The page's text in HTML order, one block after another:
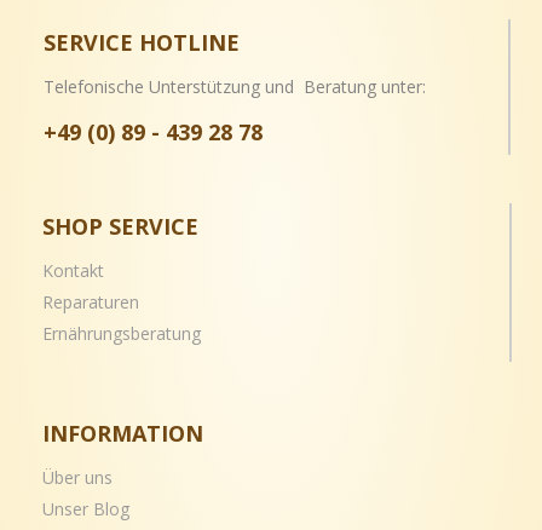
SERVICE HOTLINE
Telefonische Unterstützung und Beratung unter:
+49 (0) 89 - 439 28 78
SHOP SERVICE
Kontakt
Reparaturen
Ernährungsberatung
INFORMATION
Über uns
Unser Blog